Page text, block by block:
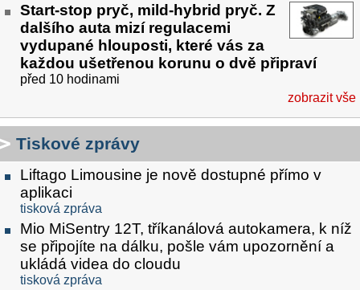
Start-stop pryč, mild-hybrid pryč. Z
dalšího auta mizí regulacemi
vydupané hlouposti, které vás za
každou ušetřenou korunu o dvě připraví
před 10 hodinami
zobrazit vše
Tiskové zprávy
Liftago Limousine je nově dostupné přímo v
aplikaci
tisková zpráva
Mio MiSentry 12T, tříkanálová autokamera, k níž
se připojíte na dálku, pošle vám upozornění a
ukládá videa do cloudu
tisková zpráva